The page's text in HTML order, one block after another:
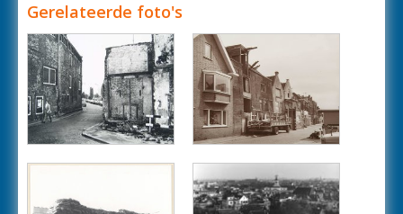
Gerelateerde foto's